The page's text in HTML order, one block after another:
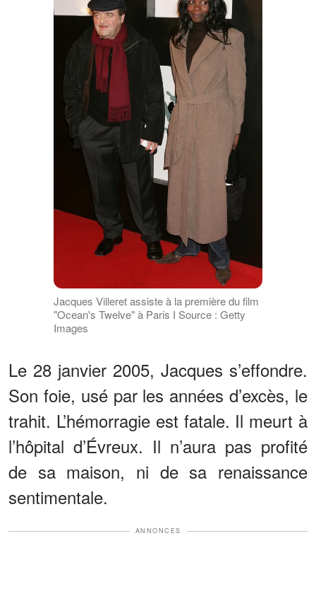
Jacques Villeret assiste à la première du film
"Ocean's Twelve" à Paris I Source : Getty
Images
Le 28 janvier 2005, Jacques s’effondre.
Son foie, usé par les années d’excès, le
trahit. L’hémorragie est fatale. Il meurt à
l’hôpital d’Évreux. Il n’aura pas profité
de sa maison, ni de sa renaissance
sentimentale.
ANNONCES